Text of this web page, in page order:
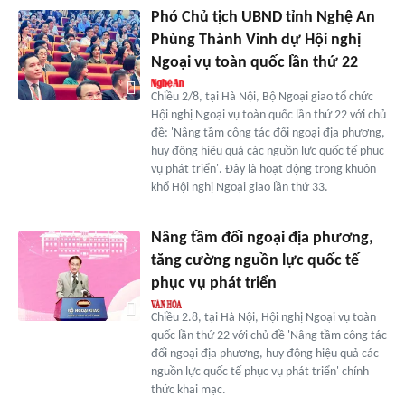
Phó Chủ tịch UBND tỉnh Nghệ An
Phùng Thành Vinh dự Hội nghị
Ngoại vụ toàn quốc lần thứ 22
Chiều 2/8, tại Hà Nội, Bộ Ngoại giao tổ chức
Hội nghị Ngoại vụ toàn quốc lần thứ 22 với chủ
đề: 'Nâng tầm công tác đối ngoại địa phương,
huy động hiệu quả các nguồn lực quốc tế phục
vụ phát triển'. Đây là hoạt động trong khuôn
khổ Hội nghị Ngoại giao lần thứ 33.
Nâng tầm đối ngoại địa phương,
tăng cường nguồn lực quốc tế
phục vụ phát triển
Chiều 2.8, tại Hà Nội, Hội nghị Ngoại vụ toàn
quốc lần thứ 22 với chủ đề 'Nâng tầm công tác
đối ngoại địa phương, huy động hiệu quả các
nguồn lực quốc tế phục vụ phát triển' chính
thức khai mạc.